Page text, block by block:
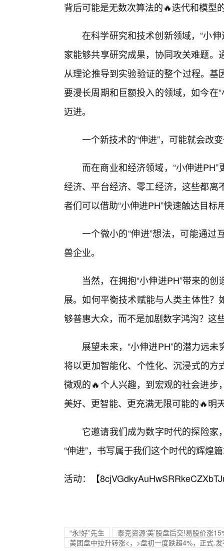
背后可能是无数次算法的🔥迭代和模型
在科学研究和技术创新领域，“小
家能够共享研究成果，协同攻关难题。
从理论推导到实验验证的整个过程。
要漫长周期和巨额投入的领域，如今在
迈进。
一个新技术的“伸进”，可能就会改
而在商业和经济领域，“小伸进
经济、平台经济、零工经济，这些都离
者们可以借助“小伸进PH”快速触达目
一个微小的“伸进”想法，可能通
兽企业。
当然，在拥抱“小伸进PH”带来的
展。如何平衡技术赋能与人类主体性
够普惠大众，而不是加剧数字鸿沟？这
展望未来，“小伸进PH”的潜力远
将以更加智能化、个性化、沉浸式的
微观的🔥个人兴趣，到宏观的社会进步
美好、更智能、更充满无限可能的🔥明
它邀请我们成为数字时代的探险
“伸进”，书写属于我们这个时代的辉煌
活动：【
“永!好”先生
泰克资源‘美’股盘后交!易股价涨
美团盘中拉升转涨<，>盘初一度跌超4%，正式.